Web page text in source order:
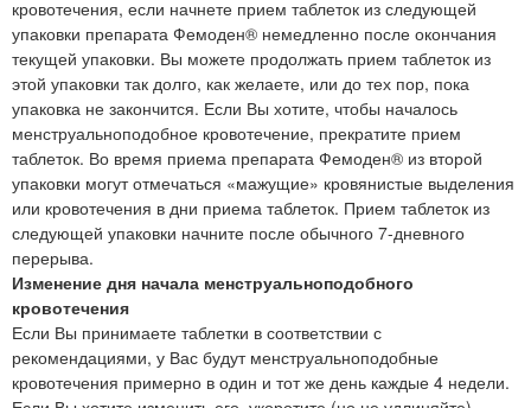
кровотечения, если начнете прием таблеток из следующей
упаковки препарата Фемоден® немедленно после окончания
текущей упаковки. Вы можете продолжать прием таблеток из
этой упаковки так долго, как желаете, или до тех пор, пока
упаковка не закончится. Если Вы хотите, чтобы началось
менструальноподобное кровотечение, прекратите прием
таблеток. Во время приема препарата Фемоден® из второй
упаковки могут отмечаться «мажущие» кровянистые выделения
или кровотечения в дни приема таблеток. Прием таблеток из
следующей упаковки начните после обычного 7-дневного
перерыва.
Изменение дня начала менструальноподобного
кровотечения
Если Вы принимаете таблетки в соответствии с
рекомендациями, у Вас будут менструальноподобные
кровотечения примерно в один и тот же день каждые 4 недели.